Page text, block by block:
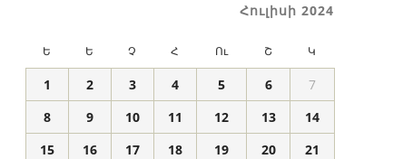
Հուլիսի 2024
Ե Ե Չ Հ Ու Շ Կ
1 2 3 4 5 6
7
8
9 10 11 12 13
14
15
16 17 18 19 20
21